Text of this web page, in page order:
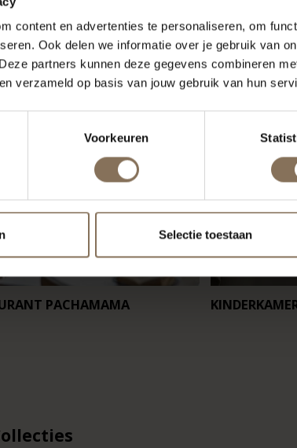
content en advertenties te personaliseren, om
Ook delen we informatie over je gebruik van
partners kunnen deze gegevens combineren
verzameld op basis van jouw gebruik van hun
Voorkeuren
Selectie toestaan
PACHAMAMA